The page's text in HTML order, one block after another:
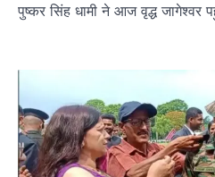
पुष्कर सिंह धामी ने आज वृद्ध जागेश्वर